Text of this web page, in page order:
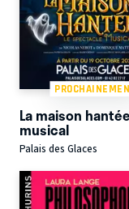
La maison
musical
Palais des Glaces